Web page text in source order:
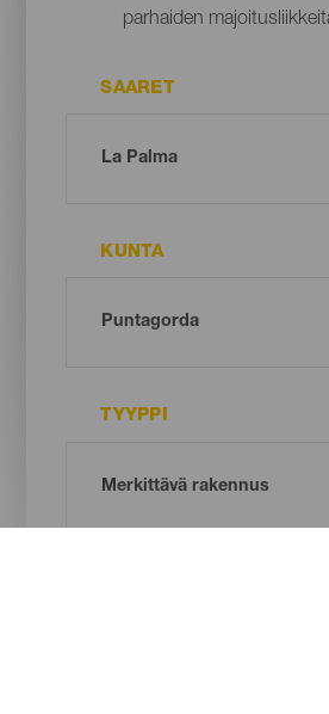
parhaiden
SAARET
KUNTA
TYYPPI